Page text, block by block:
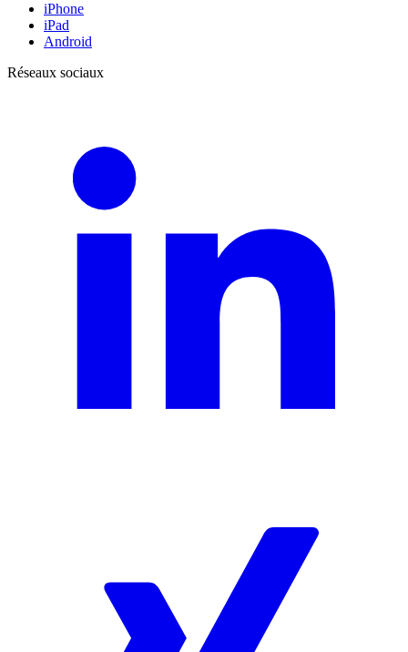
iPhone
iPad
Android
Réseaux sociaux